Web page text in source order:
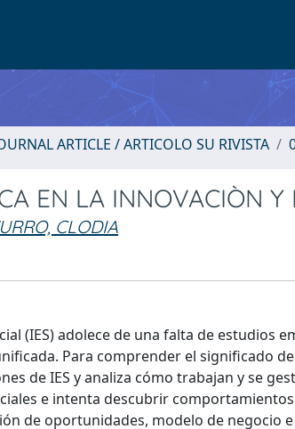
ARTICLE / ARTICOLO SU RIVISTA
EN LA INNOVACIÒN Y
CLODIA
(IES) adolece de una falta de estudios
Para comprender el significado
de IES y analiza cómo trabajan y se
e intenta descubrir
de oportunidades, modelo de negocio